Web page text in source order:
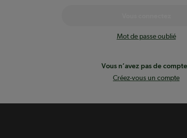
Mot de passe oublié
Vous n’avez pas de
Créez-vous un compte